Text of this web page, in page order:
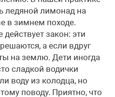
ледяной лимонад на
в зимнем походе.
закон: эти
а если вдруг
на землю. Дети иногда
сладкой водички
воду из колодца, но
поводу. Приятно, что